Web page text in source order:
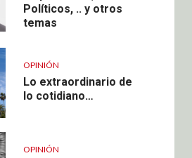
Políticos, .. y otros
temas
OPINIÓN
Lo extraordinario de
lo cotidiano…
OPINIÓN